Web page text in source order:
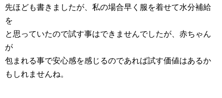
先ほども書きましたが、私の場合早く服を着せて水分補給
を
と思っていたので試す事はできませんでしたが、赤ちゃん
が
包まれる事で安心感を感じるのであれば試す価値はあるか
もしれませんね。